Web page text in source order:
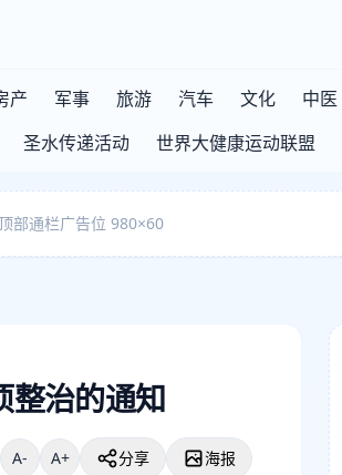
产 军事 旅游 汽车 文化 中医
圣水传递活动 世界大健康运动联盟
部通栏广告位 980×60
整治的通知
A- A+ 分享 海报